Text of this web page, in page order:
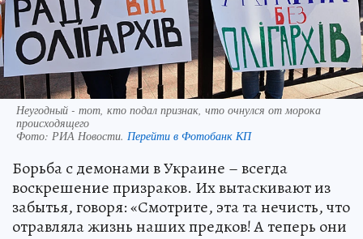
Неугодный - тот, кто подал признак, что очнулся от морока
происходящего
Фото: РИА Новости. Перейти в Фотобанк КП
Борьба с демонами в Украине – всегда
воскрешение призраков. Их вытаскивают из
забытья, говоря: «Смотрите, эта та нечисть, что
отравляла жизнь наших предков! А теперь они